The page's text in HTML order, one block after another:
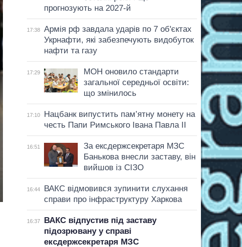
прогнозують на 2027-й
17:38
Армія рф завдала ударів по 7 об'єктах
Укрнафти, які забезпечують видобуток
нафти та газу
17:29
МОН оновило стандарти
загальної середньої освіти:
що змінилось
17:10
Нацбанк випустить пам’ятну монету на
честь Папи Римського Івана Павла II
16:51
За ексдержсекретаря МЗС
Банькова внесли заставу, він
вийшов із СІЗО
16:44
ВАКС відмовився зупинити слухання
справи про інфраструктуру Харкова
16:37
ВАКС відпустив під заставу
підозрювану у справі
ексдержсекретаря МЗС